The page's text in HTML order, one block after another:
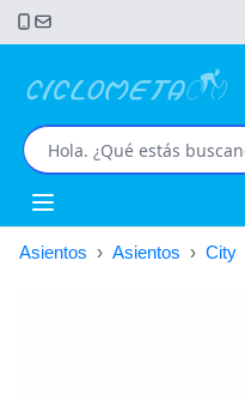
Open main menu
Asientos › Asientos › City